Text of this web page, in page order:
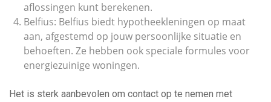
aflossingen kunt berekenen.
Belfius: Belfius biedt hypotheekleningen op maat
aan, afgestemd op jouw persoonlijke situatie en
behoeften. Ze hebben ook speciale formules voor
energiezuinige woningen.
Het is sterk aanbevolen om contact op te nemen met